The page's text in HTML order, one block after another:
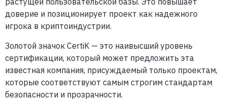
доверие и позиционирует проект как надежного
игрока в криптоиндустрии.
Золотой значок CertiK — это наивысший уровень
сертификации, который может предложить эта
известная компания, присуждаемый только проектам,
которые соответствуют самым строгим стандартам
безопасности и прозрачности.